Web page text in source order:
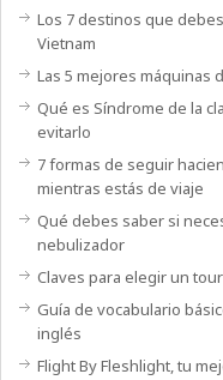
Los 7 destinos que
Vietnam
Las 5 mejores máquinas
Qué es Síndrome de la
evitarlo
7 formas de seguir
mientras estás de viaje
Qué debes saber si
nebulizador
Claves para elegir un
Guía de vocabulario
inglés
Flight By Fleshlight, tu